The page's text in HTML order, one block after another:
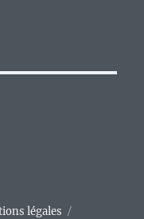
légales